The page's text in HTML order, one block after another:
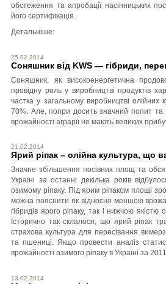
обстеження та апробації насінницьких
його сертифікація.
Детальніше:
25.02.2014
Соняшник від KWS — гібриди,
Соняшник, як високоенергетична
провідну роль у виробництві продуктів
частка у загальному виробництві олійних
70%. Але, попри досить значний попит та
врожайності аграрії не мають великих
21.02.2014
Ярий ріпак – олійна культура, що
Значне збільшення посівних площ та
Україні за останні декілька років
озимому ріпаку. Під ярим ріпаком площі
можна пояснити як відносно меншою
гібридів ярого ріпаку, так і нижчою якістю
Історично так склалося, що ярий ріпак
страхова культура для пересівання
та пшениці. Якщо провести аналіз
врожайності озимого ріпаку в Україні за
13.02.2014